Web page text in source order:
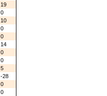
19
0
10
0
0
14
0
0
5
-28
0
0